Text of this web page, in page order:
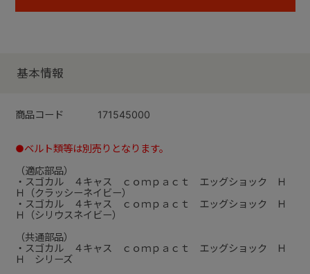
基本情報
商品コード 171545000
●ベルト類等は別売りとなります。
（適応部品）
・スゴカル ４キャス ｃｏｍｐａｃｔ エッグショック Ｈ
Ｈ（クラッシーネイビー）
・スゴカル ４キャス ｃｏｍｐａｃｔ エッグショック Ｈ
Ｈ（シリウスネイビー）
（共通部品）
・スゴカル ４キャス ｃｏｍｐａｃｔ エッグショック Ｈ
Ｈ シリーズ